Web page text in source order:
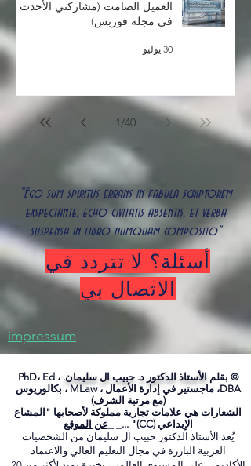
قراءة ما بين السطور: كيف نفهم
العميل الصامت (مشاركتي الأحدث
في مجلة فوربس)
1/40
"Ego sum spiritus errans in fabula scriptorem
exspectante, echo civitatis absentis, et verba
suspensa in libro numquam composito"
أسئلة؟ لا تتردد في
الاتصال بي
impressum
الأستاذ الدكتور د. حبيب ال سليمان.
PhD، Ed ،
DBA، ماجستير في إدارة الأعمال ، MLaw ، بكالوريوس
(مع مرتبة الشرف)
الشعارات هي علامات تجارية مملوكة لأصحابها "المشاع
الإبداعي (CC)" ..._ _
عن الموقع
يُعد الأستاذ الدكتور حبيب ال سليمان من الشخصيات